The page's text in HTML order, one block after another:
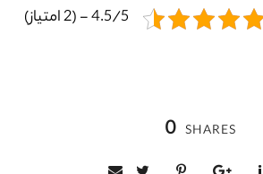
4.5/5 - (2 امتیاز)
0 SHARES